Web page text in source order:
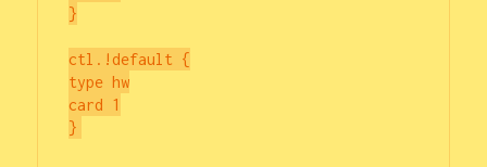
}
ctl.!default {
type hw
card 1